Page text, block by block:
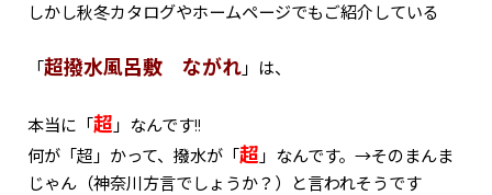
しかし秋冬カタログやホームページでもご紹介している
「超撥水風呂敷 ながれ 」は、
本当に「超 」なんです!!
何が「超」かって、撥水が「超 」なんです。→そのまんま
じゃん（神奈川方言でしょうか？）と言われそうです